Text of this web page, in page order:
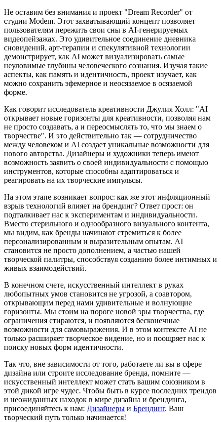
Не оставим без внимания и проект "Dream Recorder" от
студии Modem. Этот захватывающий концепт позволяет
пользователям пережить свои сны в AI-генерируемых
видеопейзажах. Это удивительное соединение дневника
сновидений, арт-терапии и спекулятивной технологии
демонстрирует, как AI может визуализировать самые
неуловимые глубины человеческого сознания. Изучая такие
аспекты, как память и идентичность, проект изучает, как
можно сохранить эфемерное и неосязаемое в осязаемой
форме.
Как говорит исследователь креативности Джулия Холл: "AI
открывает новые горизонты для креативности, позволяя нам
не просто создавать, а и переосмыслять то, что мы знаем о
творчестве". И это действительно так — сотрудничество
между человеком и AI создает уникальные возможности для
нового авторства. Дизайнеры и художники теперь имеют
возможность заявить о своей индивидуальности с помощью
инструментов, которые способны адаптироваться и
реагировать на их творческие импульсы.
На этом этапе возникает вопрос: как же этот инфляционный
взрыв технологий влияет на брендинг? Ответ прост: он
подталкивает нас к экспериментам и индивидуальности.
Вместо стерильного и однообразного визуального контента,
мы видим, как бренды начинают стремиться к более
персонализированным и выразительным опытам. AI
становится не просто дополнением, а частью нашей
творческой палитры, способствуя созданию более интимных и
живых взаимодействий.
В конечном счете, искусственный интеллект в руках
любопытных умов становится не угрозой, а соавтором,
открывающим перед нами удивительные и волнующие
горизонты. Мы стоим на пороге новой эры творчества, где
ограничения стираются, и появляются бесконечные
возможности для самовыражения. И в этом контексте AI не
только расширяет творческое видение, но и поощряет нас к
поиску новых форм идентичности.
Так что, вне зависимости от того, работаете ли вы в сфере
дизайна или строите исследование бренда, помните —
искусственный интеллект может стать вашим союзником в
этой дикой игре чудес. Чтобы быть в курсе последних трендов
и неожиданных находок в мире дизайна и брендинга,
присоединяйтесь к нам: Дизайнеры и Брендинг. Ваш
творческий путь только начинается!